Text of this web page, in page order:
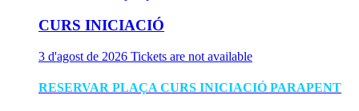
CURS INICIACIÓ
3 d'agost de 2026 Tickets are not available
RESERVAR PLAÇA CURS INICIACIÓ PARAPENT